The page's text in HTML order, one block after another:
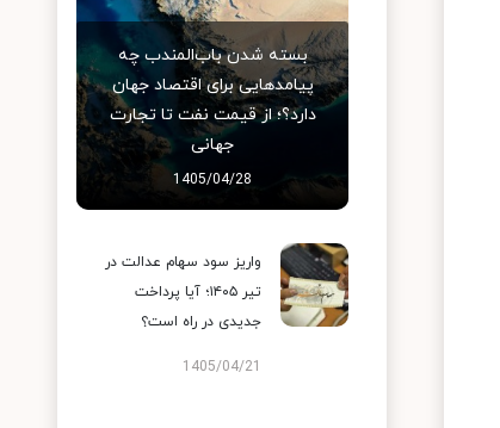
بسته شدن باب‌المندب چه
پیامدهایی برای اقتصاد جهان
دارد؟؛ از قیمت نفت تا تجارت
جهانی
1405/04/28
واریز سود سهام عدالت در
تیر ۱۴۰۵؛ آیا پرداخت
جدیدی در راه است؟
1405/04/21